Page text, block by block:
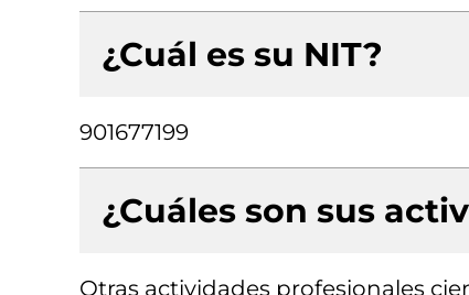
¿Cuál es su NIT?
901677199
¿Cuáles son sus
Otras actividades profesionales